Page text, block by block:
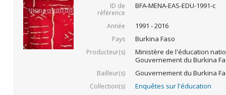
ID de
référence
BFA-MENA-EAS-EDU-1991-c
Année 1991 - 2016
Pays Burkina Faso
Producteur(s)
Ministère de l'éducation
Gouvernement du Burkina
Bailleur(s) Gouvernement du Burkina
Collection(s)
Enquêtes sur l'éducation